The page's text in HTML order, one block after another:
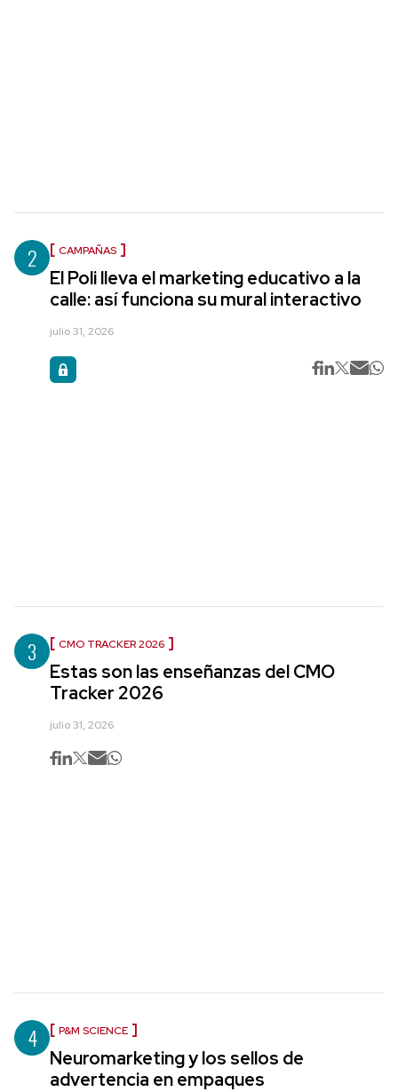
2 CAMPAÑAS
El Poli lleva el marketing educativo a la
calle: así funciona su mural interactivo
julio 31, 2026
3 CMO TRACKER 2026
Estas son las enseñanzas del CMO
Tracker 2026
julio 31, 2026
4 P&M SCIENCE
Neuromarketing y los sellos de
advertencia en empaques